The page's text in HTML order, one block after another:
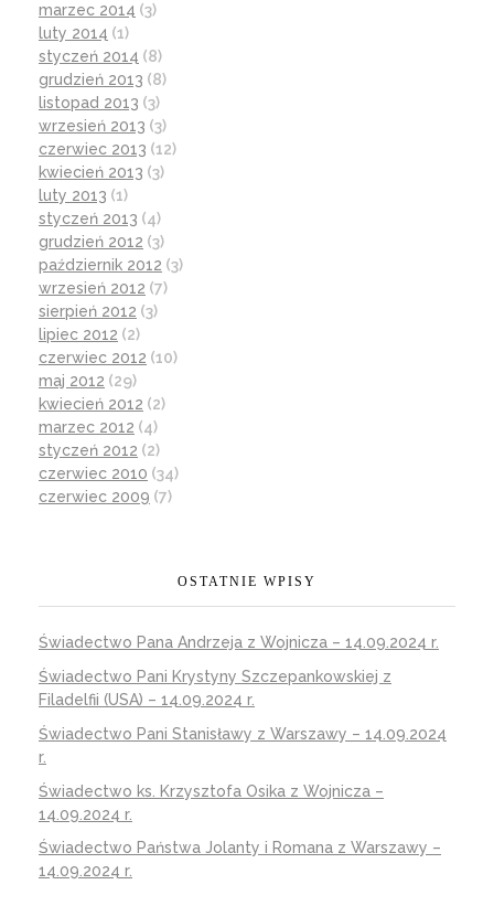
marzec 2014 (3)
luty 2014 (1)
styczeń 2014 (8)
grudzień 2013 (8)
listopad 2013 (3)
wrzesień 2013 (3)
czerwiec 2013 (12)
kwiecień 2013 (3)
luty 2013 (1)
styczeń 2013 (4)
grudzień 2012 (3)
październik 2012 (3)
wrzesień 2012 (7)
sierpień 2012 (3)
lipiec 2012 (2)
czerwiec 2012 (10)
maj 2012 (29)
kwiecień 2012 (2)
marzec 2012 (4)
styczeń 2012 (2)
czerwiec 2010 (34)
czerwiec 2009 (7)
OSTATNIE WPISY
Świadectwo Pana Andrzeja z Wojnicza – 14.09.2024 r.
Świadectwo Pani Krystyny Szczepankowskiej z
Filadelfii (USA) – 14.09.2024 r.
Świadectwo Pani Stanisławy z Warszawy – 14.09.2024
r.
Świadectwo ks. Krzysztofa Osika z Wojnicza –
14.09.2024 r.
Świadectwo Państwa Jolanty i Romana z Warszawy –
14.09.2024 r.